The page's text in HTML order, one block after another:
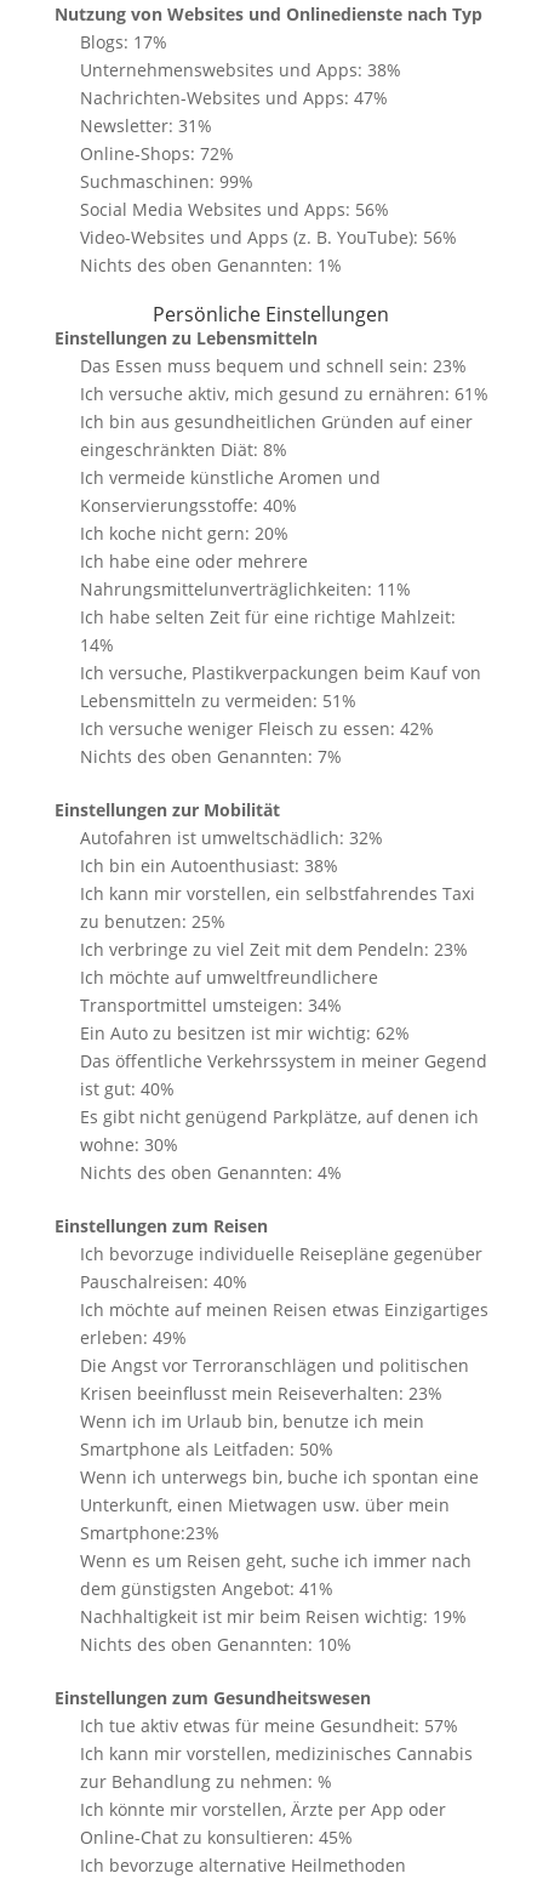
Nutzung von Websites und Onlinedienste nach Typ
Blogs: 17%
Unternehmenswebsites und Apps: 38%
Nachrichten-Websites und Apps: 47%
Newsletter: 31%
Online-Shops: 72%
Suchmaschinen: 99%
Social Media Websites und Apps: 56%
Video-Websites und Apps (z. B. YouTube): 56%
Nichts des oben Genannten: 1%
Persönliche Einstellungen
Einstellungen zu Lebensmitteln
Das Essen muss bequem und schnell sein: 23%
Ich versuche aktiv, mich gesund zu ernähren: 61%
Ich bin aus gesundheitlichen Gründen auf einer
eingeschränkten Diät: 8%
Ich vermeide künstliche Aromen und
Konservierungsstoffe: 40%
Ich koche nicht gern: 20%
Ich habe eine oder mehrere
Nahrungsmittelunverträglichkeiten: 11%
Ich habe selten Zeit für eine richtige Mahlzeit:
14%
Ich versuche, Plastikverpackungen beim Kauf von
Lebensmitteln zu vermeiden: 51%
Ich versuche weniger Fleisch zu essen: 42%
Nichts des oben Genannten: 7%
Einstellungen zur Mobilität
Autofahren ist umweltschädlich: 32%
Ich bin ein Autoenthusiast: 38%
Ich kann mir vorstellen, ein selbstfahrendes Taxi
zu benutzen: 25%
Ich verbringe zu viel Zeit mit dem Pendeln: 23%
Ich möchte auf umweltfreundlichere
Transportmittel umsteigen: 34%
Ein Auto zu besitzen ist mir wichtig: 62%
Das öffentliche Verkehrssystem in meiner Gegend
ist gut: 40%
Es gibt nicht genügend Parkplätze, auf denen ich
wohne: 30%
Nichts des oben Genannten: 4%
Einstellungen zum Reisen
Ich bevorzuge individuelle Reisepläne gegenüber
Pauschalreisen: 40%
Ich möchte auf meinen Reisen etwas Einzigartiges
erleben: 49%
Die Angst vor Terroranschlägen und politischen
Krisen beeinflusst mein Reiseverhalten: 23%
Wenn ich im Urlaub bin, benutze ich mein
Smartphone als Leitfaden: 50%
Wenn ich unterwegs bin, buche ich spontan eine
Unterkunft, einen Mietwagen usw. über mein
Smartphone:23%
Wenn es um Reisen geht, suche ich immer nach
dem günstigsten Angebot: 41%
Nachhaltigkeit ist mir beim Reisen wichtig: 19%
Nichts des oben Genannten: 10%
Einstellungen zum Gesundheitswesen
Ich tue aktiv etwas für meine Gesundheit: 57%
Ich kann mir vorstellen, medizinisches Cannabis
zur Behandlung zu nehmen: %
Ich könnte mir vorstellen, Ärzte per App oder
Online-Chat zu konsultieren: 45%
Ich bevorzuge alternative Heilmethoden